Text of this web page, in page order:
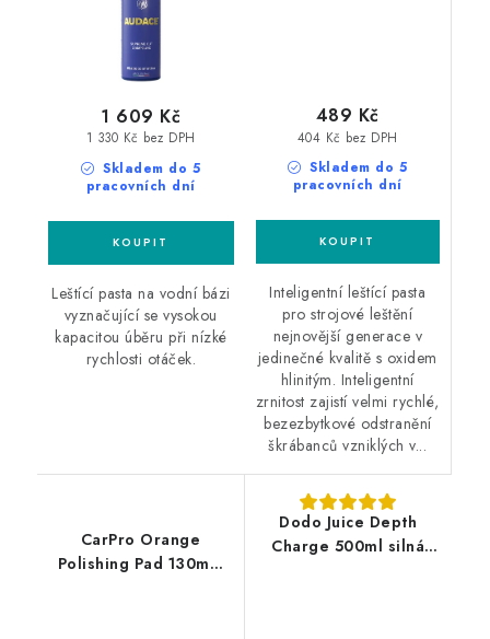
Skladem do 5
pracovních dní
1 330 Kč bez DPH
1 609 Kč
Leštící pasta na vodní bázi
vyznačující se vysokou
kapacitou úběru při nízké
rychlosti otáček.
Skladem do 5
pracovních dní
404 Kč bez DPH
489 Kč
Inteligentní leštící pasta
pro strojové leštění
nejnovější generace v
jedinečné kvalitě s oxidem
hlinitým. Inteligentní
zrnitost zajistí velmi rychlé,
bezezbytkové odstranění
škrábanců vzniklých v...
CarPro Orange
Polishing Pad 130mm
Dodo Juice Depth
Charge 500ml silná